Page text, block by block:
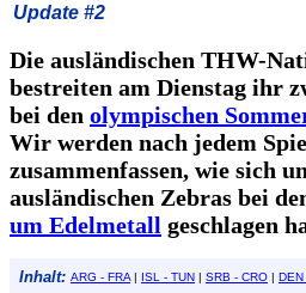
Update #2
Die ausländischen THW-
bestreiten am Dienstag ihr
bei den olympischen
Wir werden nach jedem
zusammenfassen, wie sich
ausländischen Zebras bei
um Edelmetall geschlagen
Inhalt: ARG - FRA | ISL - TUN | SRB - CRO | DEN